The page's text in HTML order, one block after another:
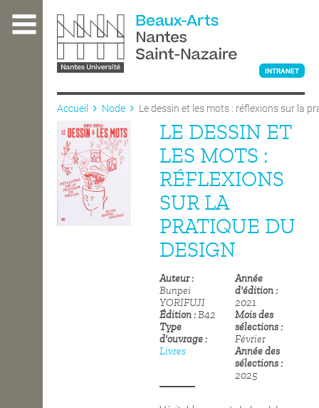
contenu
L'ÉCOLE
ENSEIGNEMENT
INTRANET
Accueil Node Le dessin et les mots : réflexions sur la
LE DESSIN ET
LES MOTS :
RÉFLEXIONS
SUR LA
PRATIQUE DU
DESIGN
Auteur
Bunpei
YORIFUJI
Édition B42
Type
d'ouvrage
Livres
Année
d'édition
2021
Mois des
sélections
Février
Année des
sélections
2025